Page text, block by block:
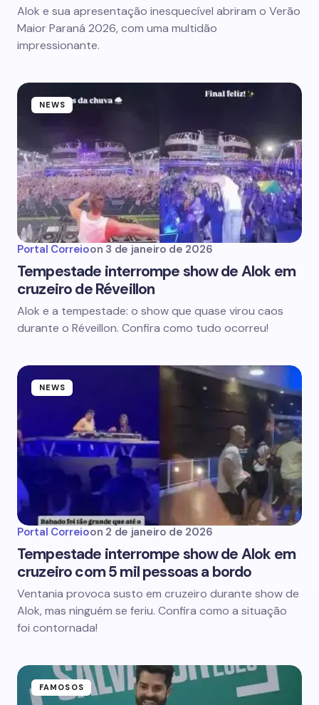
Alok e sua apresentação inesquecível abriram o Verão
Maior Paraná 2026, com uma multidão
impressionante.
NEWS
Portal Correioon 3 de janeiro de 2026
Tempestade interrompe show de Alok em
cruzeiro de Réveillon
Alok e a tempestade: o show que quase virou caos
durante o Réveillon. Confira como tudo ocorreu!
NEWS
Portal Correioon 2 de janeiro de 2026
Tempestade interrompe show de Alok em
cruzeiro com 5 mil pessoas a bordo
Ventania provoca susto em cruzeiro durante show de
Alok, mas ninguém se feriu. Confira como a situação
foi contornada!
FAMOSOS